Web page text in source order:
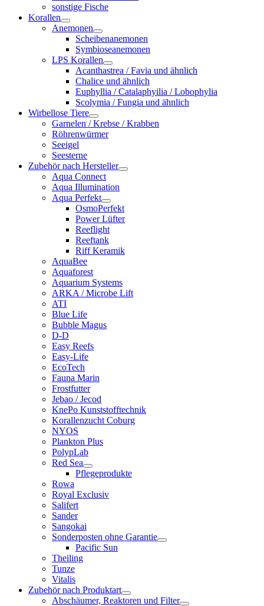
sonstige Fische
Korallen
Anemonen
Scheibenanemonen
Symbioseanemonen
LPS Korallen
Acanthastrea / Favia und ähnlich
Chalice und ähnlich
Euphyllia / Catalaphyilia / Lobophylia
Scolymia / Fungia und ähnlich
Wirbellose Tiere
Garnelen / Krebse / Krabben
Röhrenwürmer
Seeigel
Seesterne
Zubehör nach Hersteller
Aqua Connect
Aqua Illumination
Aqua Perfekt
OsmoPerfekt
Power Lüfter
Reeflight
Reeftank
Riff Keramik
AquaBee
Aquaforest
Aquarium Systems
ARKA / Microbe Lift
ATI
Blue Life
Bubble Magus
D-D
Easy Reefs
Easy-Life
EcoTech
Fauna Marin
Frostfutter
Jebao / Jecod
KnePo Kunststofftechnik
Korallenzucht Coburg
NYOS
Plankton Plus
PolypLab
Red Sea
Pflegeprodukte
Rowa
Royal Exclusiv
Salifert
Sander
Sangokai
Sonderposten ohne Garantie
Pacific Sun
Theiling
Tunze
Vitalis
Zubehör nach Produktart
Abschäumer, Reaktoren und Filter